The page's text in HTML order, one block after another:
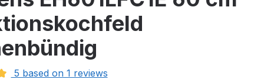
5 based on 1 reviews